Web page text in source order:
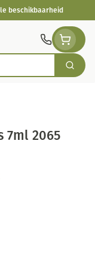
beschikbaarheid
Zoek
7ml 2065